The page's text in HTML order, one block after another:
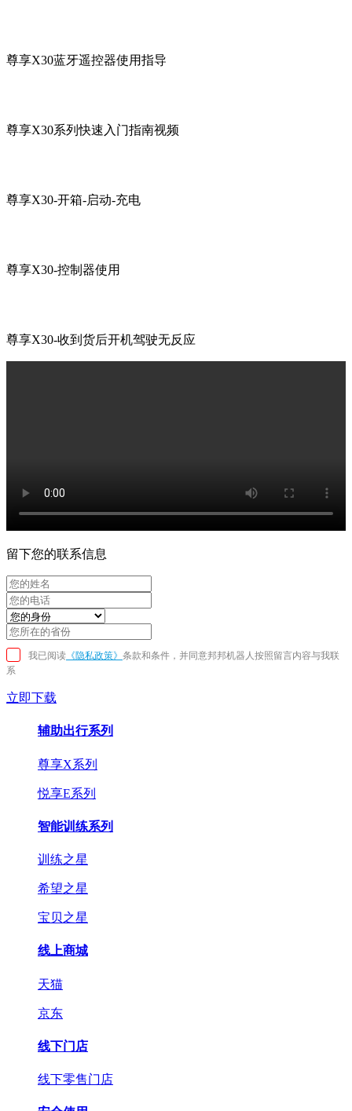
尊享X30蓝牙遥控器使用指导
尊享X30系列快速入门指南视频
尊享X30-开箱-启动-充电
尊享X30-控制器使用
尊享X30-收到货后开机驾驶无反应
留下您的联系信息
我已阅读 《隐私政策》 条款和条件，并同意邦邦机器人按照留言内容与我联
系
立即下载
辅助出行系列
尊享X系列
悦享E系列
智能训练系列
训练之星
希望之星
宝贝之星
线上商城
天猫
京东
线下门店
线下零售门店